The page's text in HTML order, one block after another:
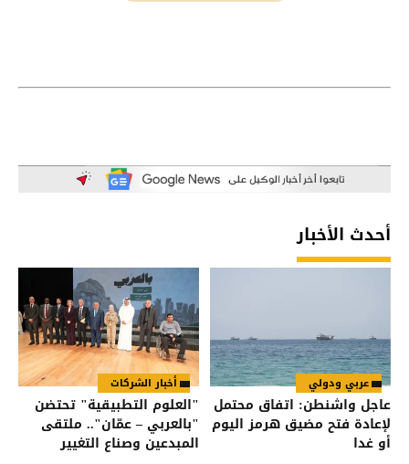
أحدث الأخبار
عربي ودولي
عاجل واشنطن: اتفاق محتمل
لإعادة فتح مضيق هرمز اليوم
أو غدا
أخبار الشركات
"العلوم التطبيقية" تحتضن
"بالعربي – عمّان".. ملتقى
المبدعين وصناع التغيير